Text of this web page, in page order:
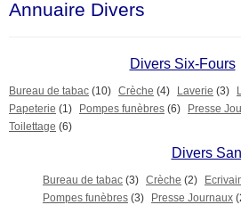
Annuaire Divers
Divers Six-Fours
Bureau de tabac (10) Crèche (4) Laverie (3)
Papeterie (1) Pompes funèbres (6) Presse
Toilettage (6)
Divers
Bureau de tabac (3) Crèche (2)
Pompes funèbres (3) Presse Journaux